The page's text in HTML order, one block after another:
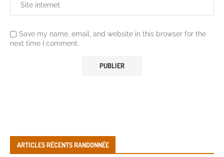
Save my name, email, and website in this browser for the
next time I comment.
ARTICLES RÉCENTS RANDONNÉE